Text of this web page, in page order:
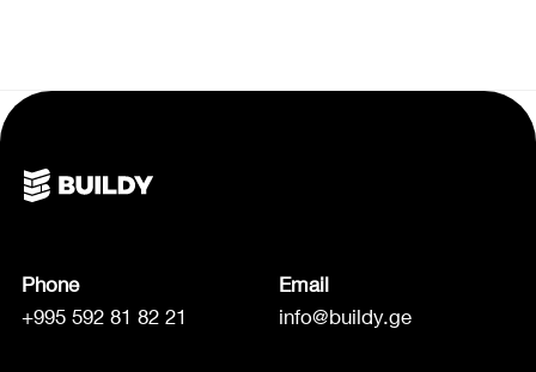
Phone
+995 592 81 82 21
Email
info@buildy.ge